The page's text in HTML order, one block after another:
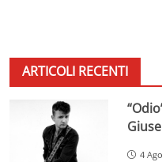
ARTICOLI RECENTI
4